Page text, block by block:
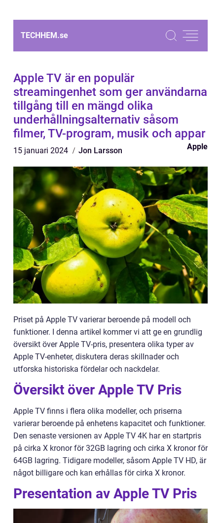
TECHHEM.se
Apple TV är en populär
streamingenhet som ger användarna
tillgång till en mängd olika
underhållningsalternativ såsom
filmer, TV-program, musik och appar
15 januari 2024 Jon Larsson Apple
Priset på Apple TV varierar beroende på modell och
funktioner. I denna artikel kommer vi att ge en grundlig
översikt över Apple TV-pris, presentera olika typer av
Apple TV-enheter, diskutera deras skillnader och
utforska historiska fördelar och nackdelar.
Översikt över Apple TV Pris
Apple TV finns i flera olika modeller, och priserna
varierar beroende på enhetens kapacitet och funktioner.
Den senaste versionen av Apple TV 4K har en startpris
på cirka X kronor för 32GB lagring och cirka X kronor för
64GB lagring. Tidigare modeller, såsom Apple TV HD, är
något billigare och kan erhållas för cirka X kronor.
Presentation av Apple TV Pris